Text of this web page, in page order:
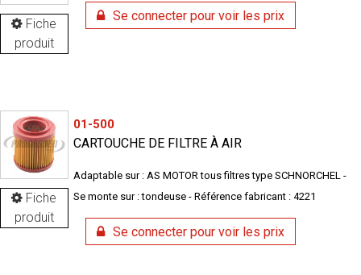
Fiche
produit
Se connecter pour voir les prix
Fiche
produit
01-500
CARTOUCHE DE FILTRE À AIR
Adaptable sur : AS MOTOR tous filtres type SCHNORCHEL -
Se monte sur : tondeuse - Référence fabricant : 4221
Se connecter pour voir les prix